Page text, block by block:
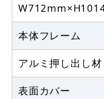
本体フレーム
アルミ押し出し
表面カバー